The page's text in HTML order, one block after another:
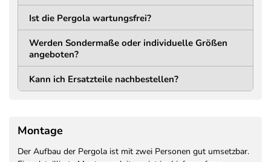
Aluminium
75 mm
Lamellen
BREITE
HÖHE
Ist die Pergola wartungsfrei?
Werden Sondermaße oder individuelle Größen
angeboten?
Kann ich Ersatzteile nachbestellen?
Montage
Der Aufbau der Pergola ist mit zwei Personen gut umsetzbar.